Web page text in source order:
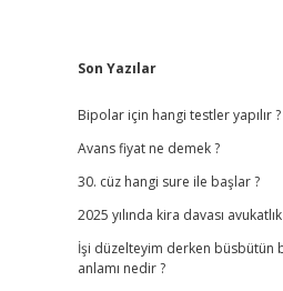
Sidebar
Son Yazılar
Bipolar için hangi testler yapılır ?
Avans fiyat ne demek ?
30. cüz hangi sure ile başlar ?
2025 yılında kira davası
İşi düzelteyim derken büsbütün
anlamı nedir ?